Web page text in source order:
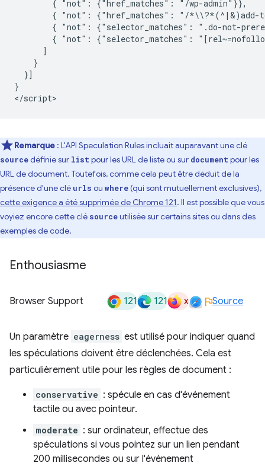
        { "not": {"href_matches": "/wp-admin"}},
{ "not": {"href_matches": "/*\\?*(^|&)add-
{ "not": {"selector_matches": ".do-not-
{ "not": {"selector_matches":
      ]
    }
  }]
}
Remarque : L'API Speculation Rules incluait auparavant une clé
sourcedéfinie sur listpour les URL de liste ou sur documentpour les
URL de document. Toutefois, comme cela peut être déduit de la
présence d'une clé urls ou where(qui sont mutuellement exclusives),
cette exigence a été supprimée de Chrome 121. Il est possible que vous
voyiez encore cette clé sourceutilisée sur certains sites ou dans des
exemples de code.
Enthousiasme
Browser Support 121 121 x Source
Un paramètre eagerness est utilisé pour indiquer quand
les spéculations doivent être déclenchées. Cela est
particulièrement utile pour les règles de document :
conservative : spécule en cas d'événement
tactile ou avec pointeur.
moderate : sur ordinateur, effectue des
spéculations si vous pointez sur un lien pendant
200 millisecondes ou sur l'événement